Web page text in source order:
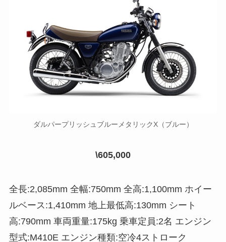
ダルパープリッシュブルーメタリックX（ブルー）
\605,000
全長:2,085mm 全幅:750mm 全高:1,100mm ホイー
ルベース:1,410mm 地上最低高:130mm シート
高:790mm 車両重量:175kg 乗車定員:2名 エンジン
型式:M410E エンジン種類:空冷4ストローク